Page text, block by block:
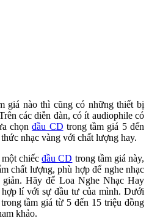
giá nào thì cũng có những thiết bị
các diễn đàn, có ít audiophile có
chọnđầu CD trong tầm giá 5 đến
nhạc vàng với chất lượng hay.
một chiếcđầu CD trong tầm giá này,
chất lượng, phù hợp để nghe nhạc
Hãy để Loa Nghe Nhạc Hay
lí với sự đầu tư của mình. Dưới
tầm giá từ 5 đến 15 triệu đồng
khảo.